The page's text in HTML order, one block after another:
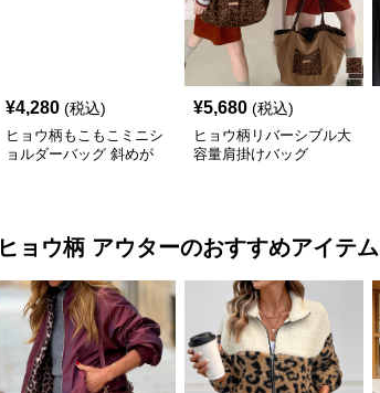
¥4,280 (税込)
ヒョウ柄もこもこミニシ
ョルダーバッグ 斜めが
¥5,680 (税込)
ヒョウ柄リバーシブル大
容量肩掛けバッグ
ヒョウ柄 アウターのおすすめアイテム